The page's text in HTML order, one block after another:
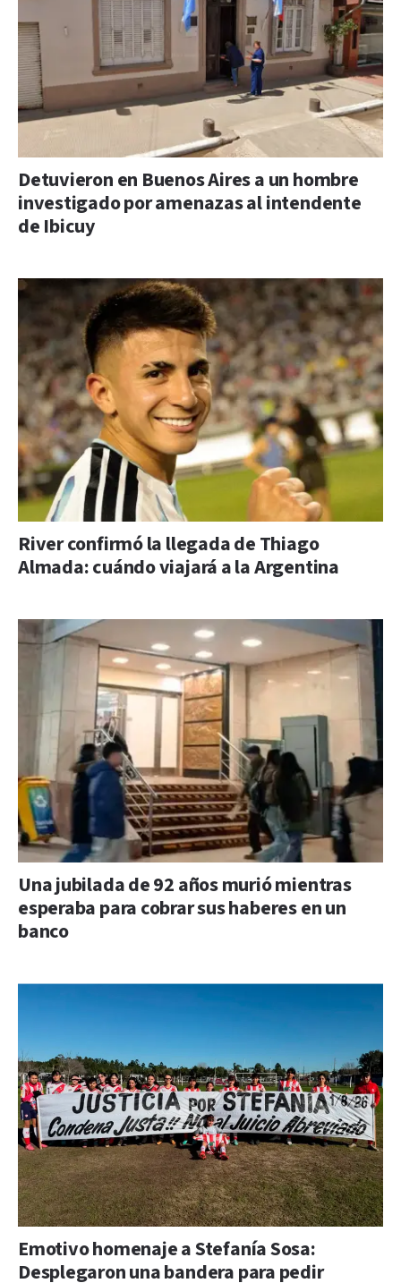
Detuvieron en Buenos Aires a un hombre
investigado por amenazas al intendente
de Ibicuy
River confirmó la llegada de Thiago
Almada: cuándo viajará a la Argentina
Una jubilada de 92 años murió mientras
esperaba para cobrar sus haberes en un
banco
Emotivo homenaje a Stefanía Sosa:
Desplegaron una bandera para pedir